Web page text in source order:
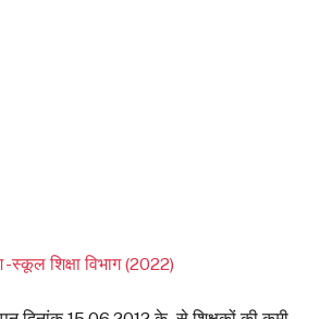
स्कूल शिक्षा विभाग (2022)